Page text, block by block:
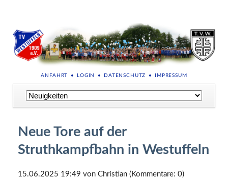
NAVIGATION
ANFAHRT LOGIN DATENSCHUTZ IMPRESSUM
Navigation
überspringen
Neue Tore auf der
Struthkampfbahn in Westuffeln
15.06.2025 19:49 von Christian (Kommentare: 0)